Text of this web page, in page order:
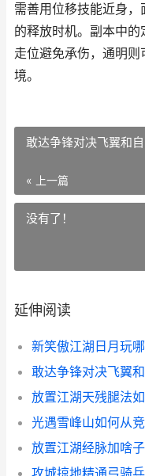
需善用位移技能近身
的释放时机。副本中
走位避免承伤，通明
境。
敢达争锋对决​飞翼和
« 上一篇
没有了！
延伸阅读
敢达争锋对决​飞翼
光遇雪峰山如何从
放置江湖经脉加啥